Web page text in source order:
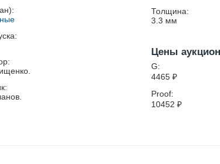
Толщина:
3.3 мм
Цены
G:
4465 ₽
Proof:
10452 ₽